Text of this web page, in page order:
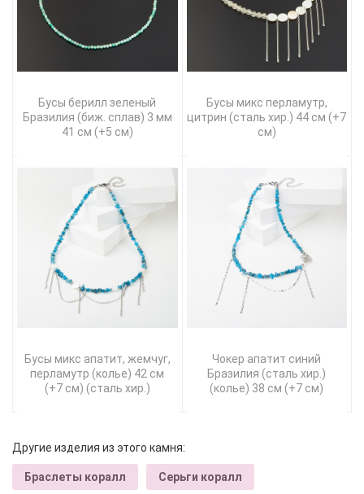
Бусы берилл зеленый
Бразилия (биж. сплав) 3 мм
41 см (+5 см)
Бусы микс перламутр,
цитрин (сталь хир.) 44 см (+7
см)
Бусы микс апатит, жемчуг,
перламутр (колье) 42 см
(+7 см) (сталь хир.)
Чокер апатит синий
Бразилия (сталь хир.)
(колье) 38 см (+7 см)
Другие изделия из этого камня:
Браслеты коралл Серьги коралл